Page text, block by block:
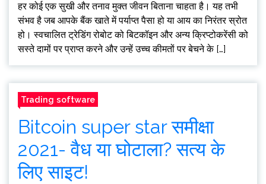
हर कोई एक सुखी और तनाव मुक्त जीवन बिताना चाहता है। यह तभी
संभव है जब आपके बैंक खाते में पर्याप्त पैसा हो या आय का निरंतर स्रोत
हो। स्वचालित ट्रेडिंग रोबोट को बिटकॉइन और अन्य क्रिप्टोकरेंसी को
सस्ते दामों पर प्राप्त करने और उन्हें उच्च कीमतों पर बेचने के […]
Trading software
Bitcoin super star समीक्षा
2021- वैध या घोटाला? सत्य के
लिए साइट!